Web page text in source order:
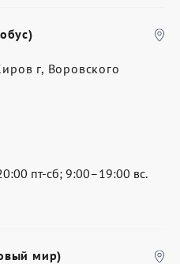
г, Воровского
пт-сб; 9:00–19:00 вс.
мир)